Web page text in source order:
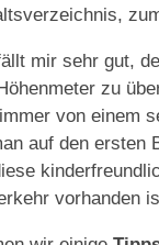
mir sehr gut,
zu
von einem
auf den ersten
vorhanden